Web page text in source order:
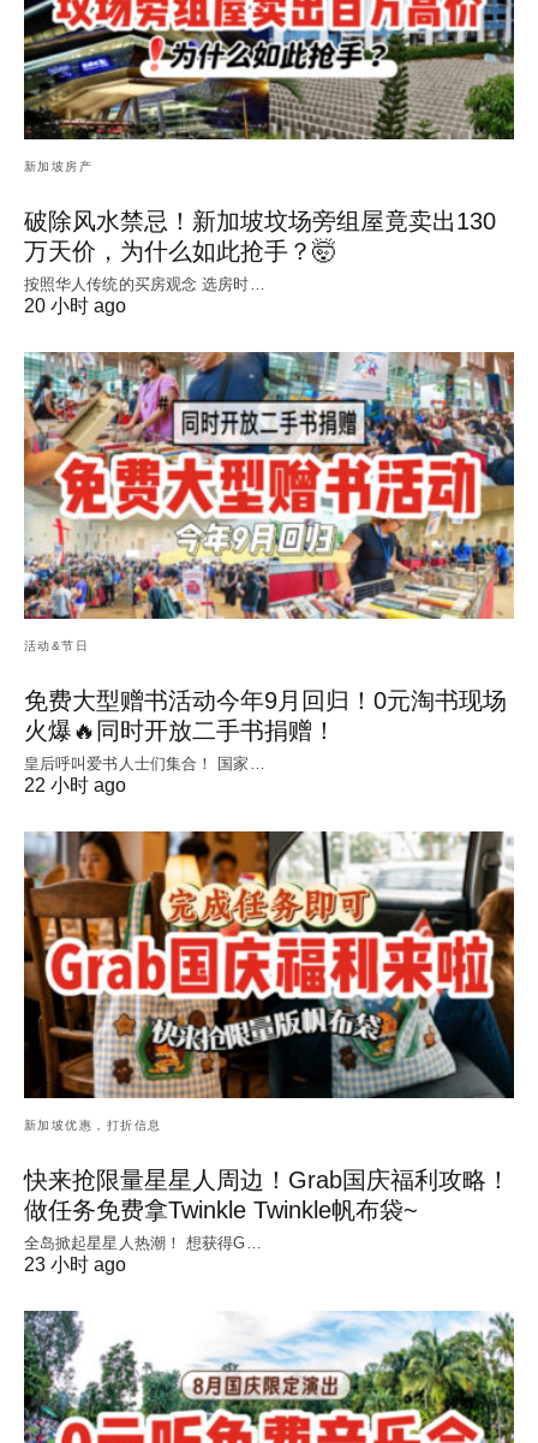
新加坡房产
破除风水禁忌！新加坡坟场旁组屋竟卖出130
万天价，为什么如此抢手？🤯
按照华人传统的买房观念 选房时…
20 小时 ago
活动&节日
免费大型赠书活动今年9月回归！0元淘书现场
火爆🔥同时开放二手书捐赠！
皇后呼叫爱书人士们集合！ 国家…
22 小时 ago
新加坡优惠，打折信息
快来抢限量星星人周边！Grab国庆福利攻略！
做任务免费拿Twinkle Twinkle帆布袋~
全岛掀起星星人热潮！ 想获得G…
23 小时 ago